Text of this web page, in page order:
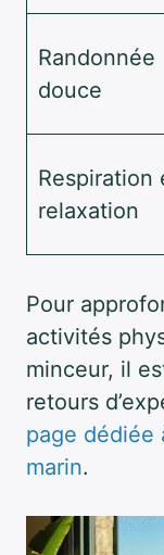
Randonnée
douce
Respiration
relaxation
Pour
activités
minceur, il
retours
page dédiée
marin.